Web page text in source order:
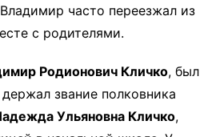
часто переезжал из
с родителями.
Родионович Кличко, был
звание полковника
Ульяновна Кличко,